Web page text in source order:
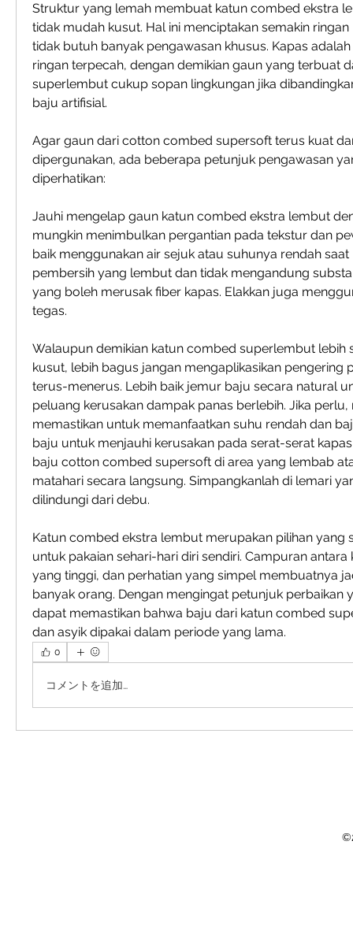
Struktur yang lemah membuat katun combed ekstra
tidak mudah kusut. Hal ini menciptakan semakin
tidak butuh banyak pengawasan khusus. Kapas
ringan terpecah, dengan demikian gaun yang terbuat
superlembut cukup sopan lingkungan jika
baju artifisial.
Agar gaun dari cotton combed supersoft terus kuat
dipergunakan, ada beberapa petunjuk pengawasan
diperhatikan:
Jauhi mengelap gaun katun combed ekstra lembut
mungkin menimbulkan pergantian pada tekstur dan
baik menggunakan air sejuk atau suhunya rendah saat
pembersih yang lembut dan tidak mengandung
yang boleh merusak fiber kapas. Elakkan juga
tegas.
Walaupun demikian katun combed superlembut lebih
kusut, lebih bagus jangan mengaplikasikan pengering
terus-menerus. Lebih baik jemur baju secara natural
peluang kerusakan dampak panas berlebih. Jika perlu,
memastikan untuk memanfaatkan suhu rendah dan
baju untuk menjauhi kerusakan pada serat-serat
baju cotton combed supersoft di area yang lembab
matahari secara langsung. Simpangkanlah di lemari
dilindungi dari debu.
Katun combed ekstra lembut merupakan pilihan yang
untuk pakaian sehari-hari diri sendiri. Campuran
yang tinggi, dan perhatian yang simpel membuatnya
banyak orang. Dengan mengingat petunjuk perbaikan
dapat memastikan bahwa baju dari katun combed
dan asyik dipakai dalam periode yang lama.
0
コメントを追加…